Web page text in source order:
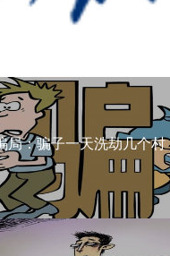
局：骗子一天洗劫几个村